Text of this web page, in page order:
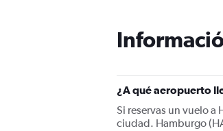
¿A qué aeropuerto
Si reservas un vuelo
ciudad. Hamburgo